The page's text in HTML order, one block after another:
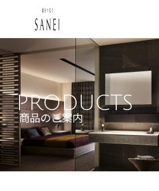
PRODUCTS
商品のご案内